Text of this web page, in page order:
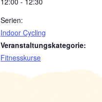
Serien:
Indoor Cycling
Veranstaltungskategorie:
Fitnesskurse